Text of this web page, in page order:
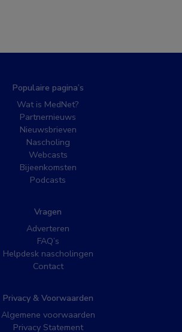
Populaire pagina’s
Wat is MedNet?
Partnernieuws
Nieuwsbrieven
Nascholing
Webcasts
Bijeenkomsten
Podcasts
Vragen
Adverteren
FAQ’s
Helpdesk nascholingen
Contact
Privacy & Voorwaarden
Algemene voorwaarden
Privacy Statement